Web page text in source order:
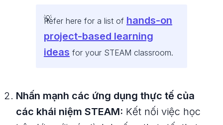
Refer here for a list of hands-on
project-based learning
ideas for your STEAM classroom.
Nhấn mạnh các ứng dụng thực tế của
các khái niệm STEAM: Kết nối việc học